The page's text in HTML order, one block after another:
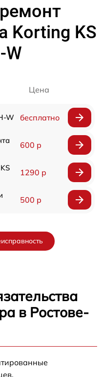
Korting KS
W
Цена
W бесплатно
600 р
1290 р
500 р
в Ростове-